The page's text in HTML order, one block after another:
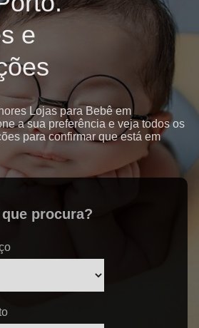
e
Lojas para Bebê em
a sua preferência e veja todos os
para confirmar que está em
que procura?